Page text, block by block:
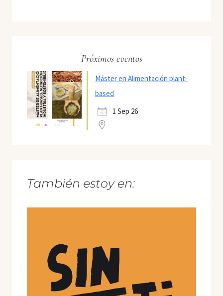
Próximos eventos
Máster en Alimentación plant-
based
1 Sep 26
También estoy en: